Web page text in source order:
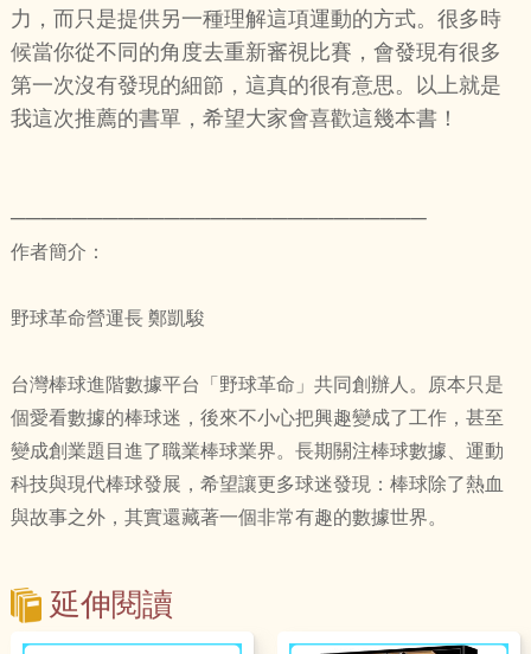
力，而只是提供另一種理解這項運動的方式。很多時
候當你從不同的角度去重新審視比賽，會發現有很多
第一次沒有發現的細節，這真的很有意思。以上就是
我這次推薦的書單，希望大家會喜歡這幾本書！
───────────────────────────
作者簡介：
野球革命營運長 鄭凱駿
台灣棒球進階數據平台「野球革命」共同創辦人。原本只是
個愛看數據的棒球迷，後來不小心把興趣變成了工作，甚至
變成創業題目進了職業棒球業界。長期關注棒球數據、運動
科技與現代棒球發展，希望讓更多球迷發現：棒球除了熱血
與故事之外，其實還藏著一個非常有趣的數據世界。
延伸閱讀